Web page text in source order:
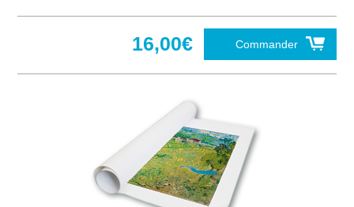
Commander
16,00€